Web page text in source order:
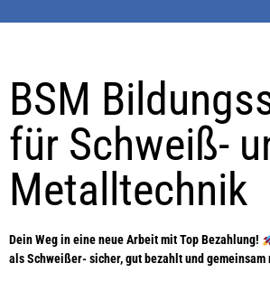
BSM
für Schweiß-
Metalltechnik
Dein Weg in eine neue Arbeit mit Top Bezahlung!
als Schweißer- sicher, gut bezahlt und gemeinsam